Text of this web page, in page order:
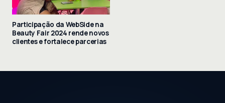
Participação da WebSide na
Beauty Fair 2024 rende novos
clientes e fortalece parcerias